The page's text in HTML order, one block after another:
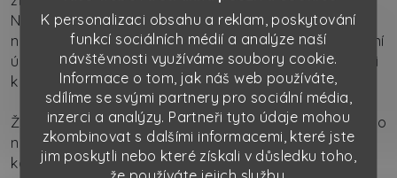
K personalizaci obsahu a reklam, poskytování
funkcí sociálních médií a analýze naší
návštěvnosti využíváme soubory cookie.
Informace o tom, jak náš web používáte,
sdílíme se svými partnery pro sociální média,
inzerci a analýzy. Partneři tyto údaje mohou
zkombinovat s dalšími informacemi, které jste
jim poskytli nebo které získali v důsledku toho,
Není žádoucí také odkládat do těchto nádob zeminu
nebo písek a podobně, docházelo by tak k překročení
únosnosti kontejnerů, navíc by následně mohlo dojít i
k jejich poškození.
Žádáme občany, aby s ukládanými odpady do těchto
nádob nevhazovali igelity, ve kterých
kompostovatelný odpad donesli, pokud se nejedná